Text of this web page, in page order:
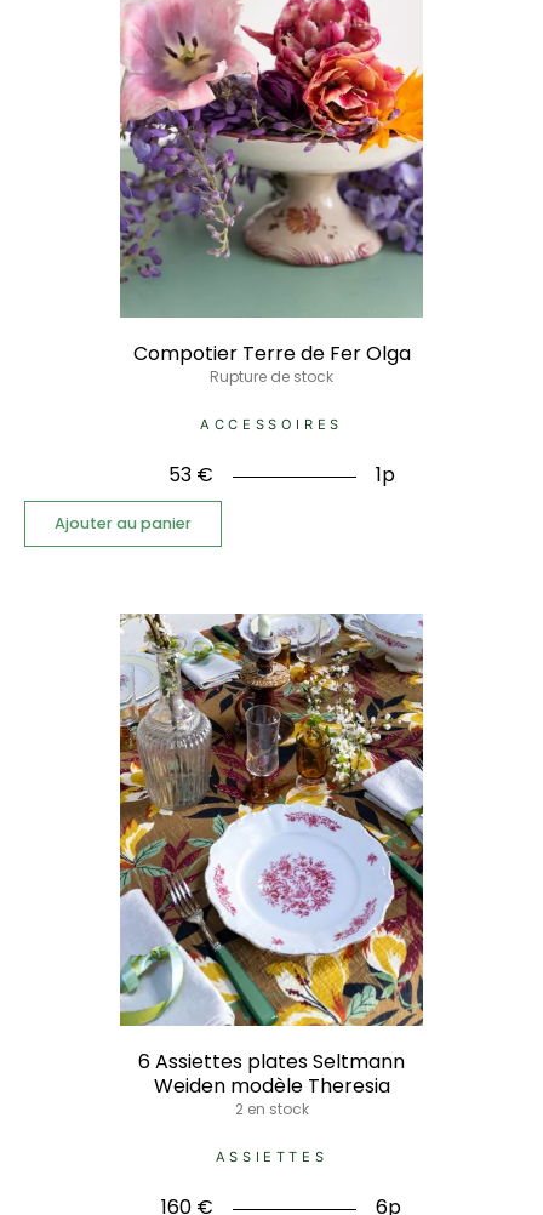
Compotier Terre de Fer Olga
Rupture de stock
ACCESSOIRES
53 € 1p
Ajouter au panier
6 Assiettes plates Seltmann
Weiden modèle Theresia
2 en stock
ASSIETTES
160 € 6p